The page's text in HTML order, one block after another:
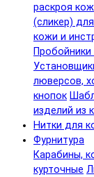
раскроя
(сликер)
кожи и
люверсов,
кнопок
изделий из
Нитки для
Фурнитура
Карабины,
курточные